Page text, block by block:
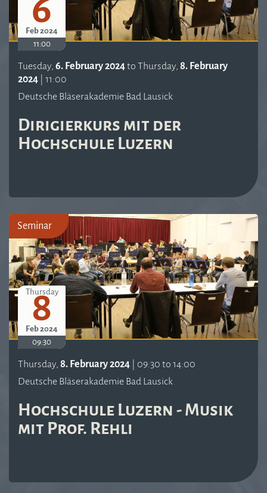
6
Feb 2024
11:00
Tuesday, 6. February 2024to Thursday, 8. February
2024
11:00
Deutsche Bläserakademie Bad Lausick
Dirigierkurs mit der
Hochschule Luzern
Seminar
Thursday
8
Feb 2024
09:30
Thursday, 8. February 2024 | 09:30 to 14:00
Deutsche Bläserakademie Bad Lausick
Hochschule Luzern - Musik
mit Prof. Rehli